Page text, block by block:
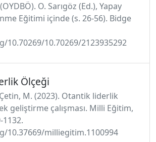
O. Sarıgöz (Ed.), Yapay
Eğitimi içinde (s. 26-56). Bidge
10.70269/10.70269/2123935292
Ölçeği
M. (2023). Otantik liderlik
geliştirme çalışması. Milli Eğitim,
1132.
10.37669/milliegitim.1100994